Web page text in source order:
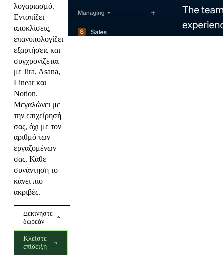
λογαριασμό.
Εντοπίζει
αποκλίσεις,
επανυπολογίζει
εξαρτήσεις και
συγχρονίζεται
με Jira, Asana,
Linear και
Notion.
Μεγαλώνει με
την επιχείρησή
σας, όχι με τον
αριθμό των
εργαζομένων
σας. Κάθε
συνάντηση το
κάνει πιο
ακριβές.
Ξεκινήστε
δωρεάν
Κλείστε
επίδειξη